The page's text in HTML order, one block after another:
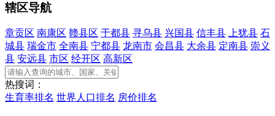
辖区导航
章贡区 南康区 赣县区 于都县 寻乌县 兴国县 信丰县 上犹县 石
城县 瑞金市 全南县 宁都县 龙南市 会昌县 大余县 定南县 崇义
县 安远县 市区 经开区 高新区
热搜词：
生育率排名 世界人口排名 房价排名